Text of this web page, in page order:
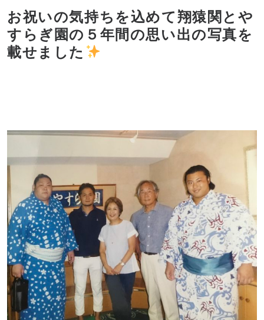
お祝いの気持ちを込めて翔猿関とや
すらぎ園の５年間の思い出の写真を
載せました